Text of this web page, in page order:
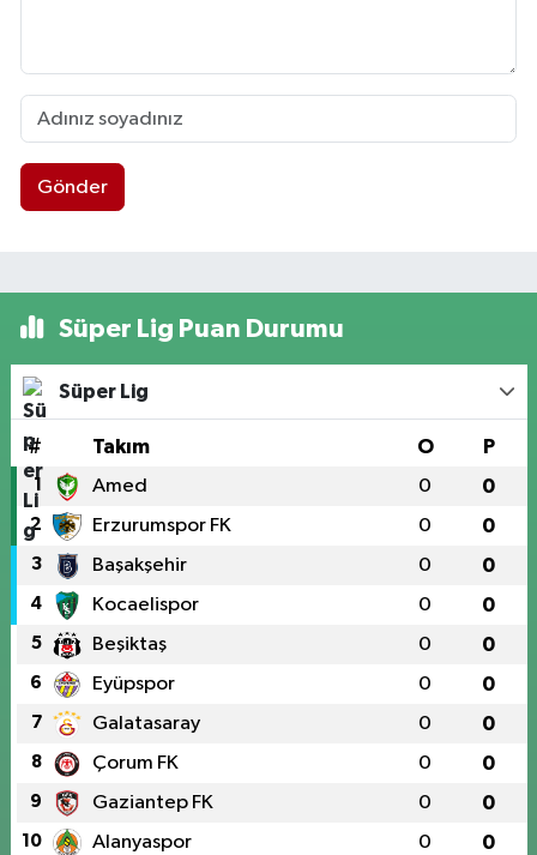
Gönder
Süper Lig Puan Durumu
Süper Lig
# Takım O P
1 Amed 0 0
2 Erzurumspor FK 0 0
3 Başakşehir 0 0
4 Kocaelispor 0 0
5 Beşiktaş 0 0
6 Eyüpspor 0 0
7 Galatasaray 0 0
8 Çorum FK 0 0
9 Gaziantep FK 0 0
10 Alanyaspor 0 0